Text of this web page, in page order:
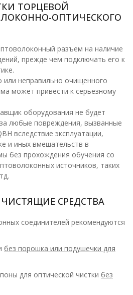
ТОРЦЕВОЙ
ОПТИЧЕСКОГО
разъем на наличие
прежде чем подключать его к
или неправильно очищенного
может привести к серьезному
оборудования не будет
любые повреждения, вызванные
вследствие эксплуатации,
и иных вмешательств в
без прохождения обучения со
источников, таких
СРЕДСТВА
соединителей рекомендуются
без порошка или подушечки для
для оптической чистки без